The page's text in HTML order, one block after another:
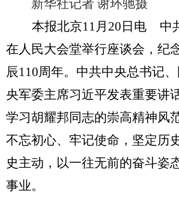
新华社记者 谢环驰摄
本报北京11 月 20 日电 中
在人民大会堂举行座谈会，纪
辰110周年。中共中央总书记
央军委主席习近平发表重要讲
学习胡耀邦同志的崇高精神风
不忘初心、牢记使命，坚定历
史主动，以一往无前的奋斗姿
事业。